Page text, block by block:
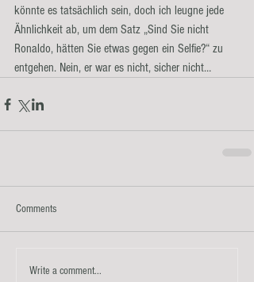
könnte es tatsächlich sein, doch ich leugne jede
Ähnlichkeit ab, um dem Satz „Sind Sie nicht
Ronaldo, hätten Sie etwas gegen ein Selfie?“ zu
entgehen. Nein, er war es nicht, sicher nicht…
Comments
Write a comment...